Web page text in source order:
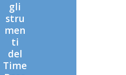
gli
stru
men
ti
del
Time